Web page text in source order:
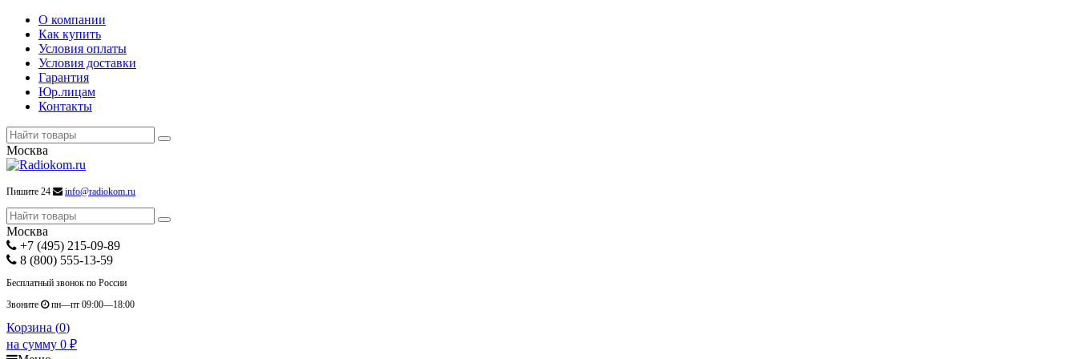
О компании
Как купить
Условия оплаты
Условия доставки
Гарантия
Юр.лицам
Контакты
Москва
Пишите 24 info@radiokom.ru
Москва
+7 (495) 215-09-89
8 (800) 555-13-59
Бесплатный звонок по России
Звоните
пн—пт 09:00—18:00
Корзина (0)
на сумму 0 ₽